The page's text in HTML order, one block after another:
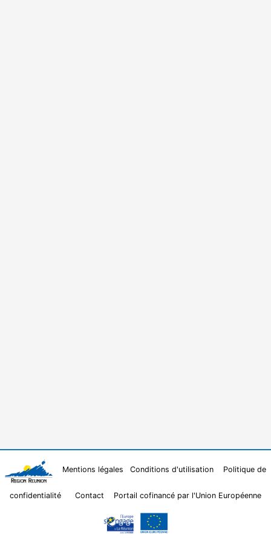
Mentions légales Conditions d'utilisation Politique de
confidentialité Contact Portail cofinancé par l'Union Européenne